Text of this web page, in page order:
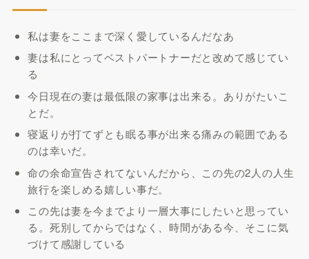
私は妻をここまで深く愛しているんだなあ
妻は私にとってベストパートナーだと改めて感じてい
る
今日現在の妻は最低限の家事は出来る。ありがたいこ
とだ。
寝返りが打てずとも眠る事が出来る痛みの範囲である
のは幸いだ。
命の余命宣告されてないんだから、この先の2人の人生
旅行を楽しめる嬉しい事だ。
この先は妻を今までより一層大事にしたいと思ってい
る。死別してからではなく、時間がある今、そこに気
づけて感謝している